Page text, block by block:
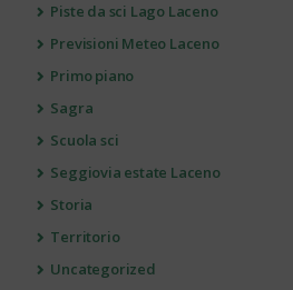
Piste da sci Lago Laceno
Previsioni Meteo Laceno
Primo piano
Sagra
Scuola sci
Seggiovia estate Laceno
Storia
Territorio
Uncategorized